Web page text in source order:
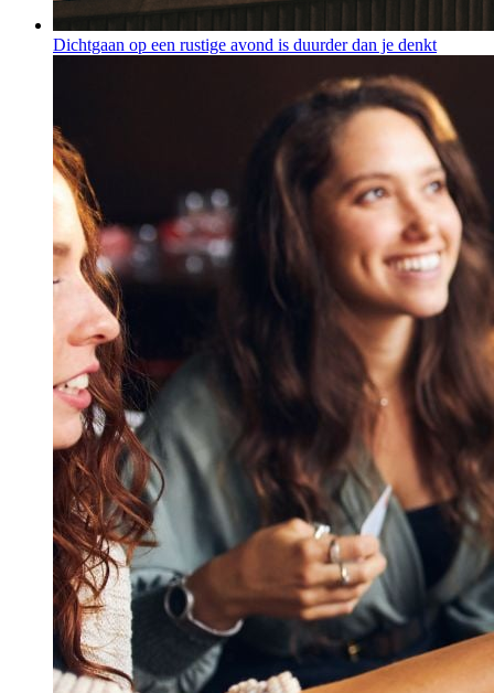
Dichtgaan op een rustige avond is duurder dan je denkt